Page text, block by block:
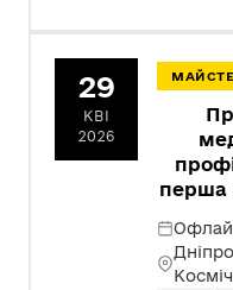
29
КВІ
2026
перша